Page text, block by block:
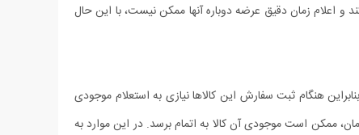
اعلام زمان دقیق عرضه دوباره آنها ممکن نیست، با این حال
هنگام ثبت سفارش این کالاها نیازی به استعلام موجودی
ممکن است موجودی آن کالا به اتمام برسد. در این موارد به